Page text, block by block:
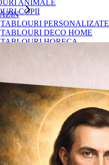
TABLOURI PERSONALIZATE
TABLOURI DECO HOME
TABLOURI HORECA
TABLOURIi AUTO MOTO
TABLOURI ANIMALE
TABLOURI COPII
/ Înregistrare
ANIMALE
COPII